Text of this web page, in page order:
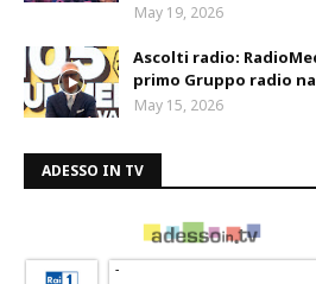
May 19, 2026
Ascolti radio:
primo Gruppo radio
May 15, 2026
ADESSO IN TV